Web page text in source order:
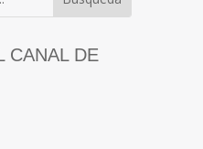
CANAL DE